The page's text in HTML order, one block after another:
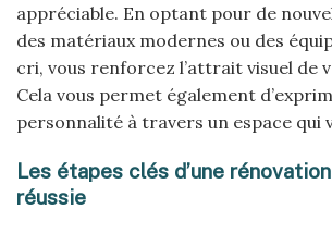
appréciable. En optant pour de
des matériaux modernes ou des
cri, vous renforcez l’attrait visuel de
Cela vous permet également
personnalité à travers un espace qui
Les étapes clés d’une
réussie